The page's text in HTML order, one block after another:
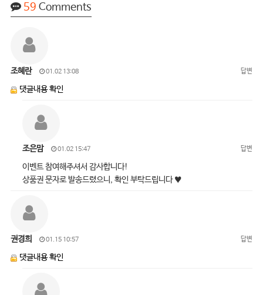
59 Comments
조혜란 01.02 13:08 답변
댓글내용 확인
조은맘 01.02 15:47 답변
이벤트 참여해주셔서 감사합니다!
상품권 문자로 발송드렸으니, 확인 부탁드립니다 ♥
권경희 01.15 10:57 답변
댓글내용 확인